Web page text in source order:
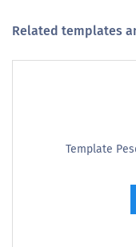
Related templates
Template